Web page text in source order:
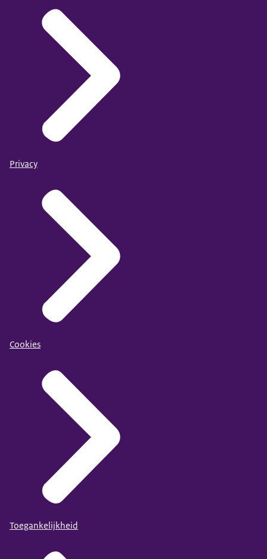
Privacy
Cookies
Toegankelijkheid